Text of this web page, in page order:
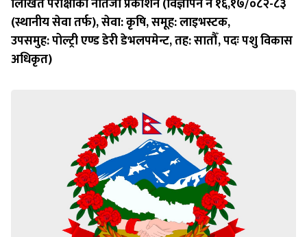
लिखित परीक्षाको नतिजा प्रकाशन (विज्ञापन नं १६,१७/०८२-८३
(स्थानीय सेवा तर्फ), सेवा: कृषि, समूह: लाइभस्टक,
उपसमुह: पोल्ट्री एण्ड डेरी डेभलपमेन्ट, तह: सातौँ, पदः पशु विकास
अधिकृत)